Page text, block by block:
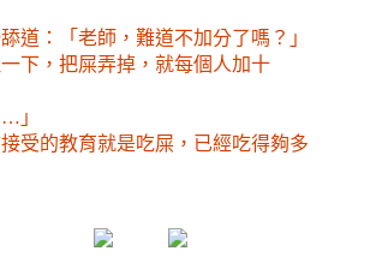
道：「老師，難道不加分了嗎？」
下，把屎弄掉，就每個人加十
」
受的教育就是吃屎，已經吃得夠多